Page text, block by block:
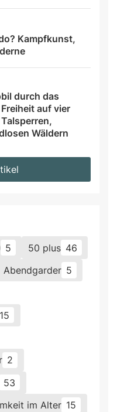
Kampfkunst,
durch das
auf vier
Wäldern
5 50 plus 46
Abendgarder 5
15
2
53
im Alter 15